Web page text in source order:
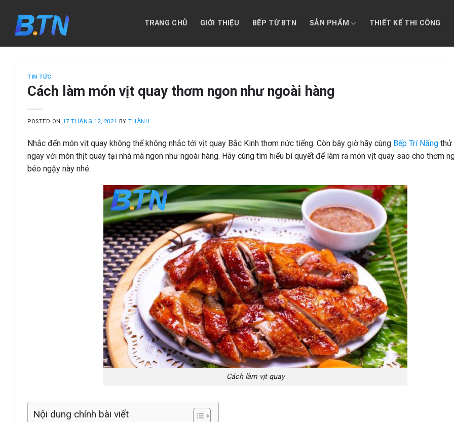
content
TRANG CHỦ GIỚI THIỆU BẾP TỪ BTN SẢN PHẨM THIẾT KẾ THI CÔNG
TIN TỨC
Cách làm món vịt quay thơm ngon như ngoài hàng
POSTED ON 17 THÁNG 12, 2021 BYTHÀNH
Nhắc đến món vịt quay không thể không nhắc tới vịt quay Bắc Kinh thơm nức tiếng. Còn bây giờ hãy cùng Bếp Trí Năng thử
ngay với món thịt quay tại nhà mà ngon như ngoài hàng. Hãy cùng tìm hiểu bí quyết để làm ra món vịt quay sao cho thơm
béo ngậy này nhé.
Cách làm vịt quay
Nội dung chính bài viết